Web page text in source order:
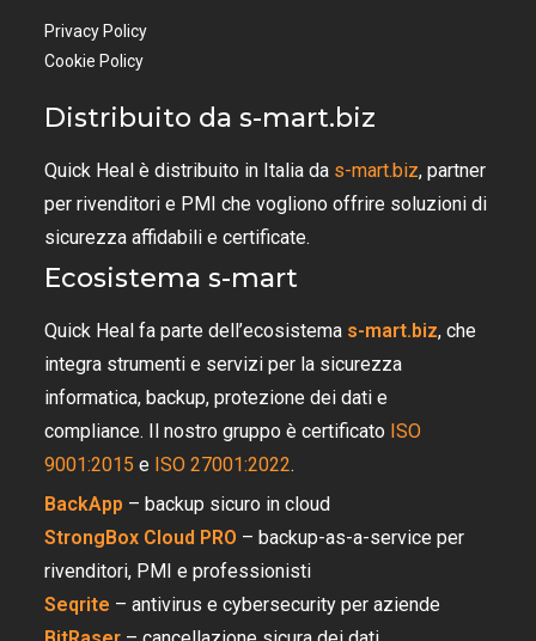
Privacy Policy
Cookie Policy
Distribuito da s-mart.biz
Quick Heal è distribuito in Italia da s-mart.biz, partner
per rivenditori e PMI che vogliono offrire soluzioni di
sicurezza affidabili e certificate.
Ecosistema s-mart
Quick Heal fa parte dell’ecosistema s-mart.biz, che
integra strumenti e servizi per la sicurezza
informatica, backup, protezione dei dati e
compliance. Il nostro gruppo è certificato ISO
9001:2015 e ISO 27001:2022.
BackApp – backup sicuro in cloud
StrongBox Cloud PRO – backup-as-a-service per
rivenditori, PMI e professionisti
Seqrite – antivirus e cybersecurity per aziende